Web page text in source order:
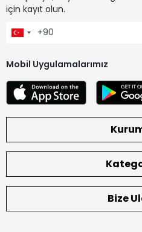
için kayıt olun.
Mobil Uygulamalarımız
Bize